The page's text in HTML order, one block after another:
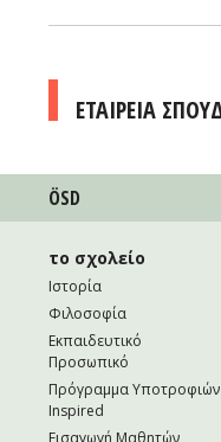
ΕΤΑΙΡΕΙΑ
ÖSD
το σχολείο
Ιστορία
Φιλοσοφία
Εκπαιδευτικό
Προσωπικό
Πρόγραμμα Υποτροφιών
Inspired
Εισαγωγή Μαθητών